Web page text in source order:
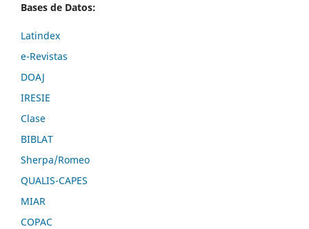
Bases de Datos:
Latindex
e-Revistas
DOAJ
IRESIE
Clase
BIBLAT
Sherpa/Romeo
QUALIS-CAPES
MIAR
COPAC